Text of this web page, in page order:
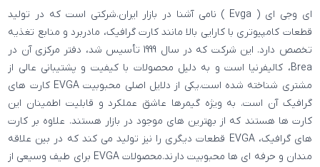
ای وجی ای ( Evga ) نامی آشنا در بازار ایران.شرکتی است که در تولید
قطعات کامپیوتری با کارایی بالا مانند کارت گرافیک، مادربرد و منابع تغذیه
تخصص دارد. این شرکت که در سال 1999 تأسیس شد، دفتر مرکزی آن در
Brea، کالیفرنیا است و به دلیل محصولات با کیفیت و پشتیبانی عالی از
مشتری شناخته شده است.یکی از دلایل اصلی محبوبیت EVGA کارت های
گرافیک آن است. به ویژه گیمرها عاشق عملکرد و قابلیت اطمینان این
کارت ها هستند که از بهترین های موجود در بازار هستند. علاوه بر کارت
های گرافیک، EVGA قطعات دیگری را نیز تولید می کند که در بین علاقه
مندان و حرفه ای ها محبوبیت دارند.محصولات EVGA برای طیف وسیعی از